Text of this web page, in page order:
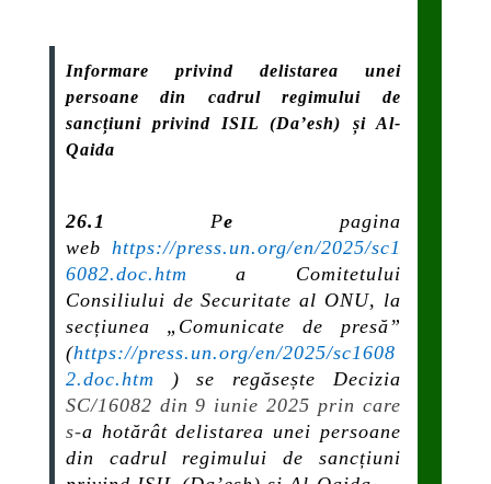
Informare privind delistarea unei
persoane din cadrul regimului de
sancțiuni privind ISIL (Da’esh) și Al-
Qaida
26.1 Pe
pagina
web https://press.un.org/en/2025/sc1
6082.doc.htm a Comitetului
Consiliului de Securitate al ONU, la
secțiunea „ Comunicate de presă”
(https://press.un.org/en/2025/sc1608
2.doc.htm ) se regăsește Decizia
SC/16082 din 9 iunie 2025 prin care
s-a hotărât delistarea unei persoane
din cadrul regimului de sancțiuni